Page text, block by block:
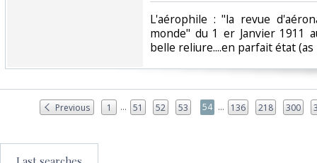
‎L'aérophile : "la revue
monde" du 1 er Janvier 1911
belle reliure....en parfait état
Previous 1 ... 51 52 53 54 ... 136 218 300